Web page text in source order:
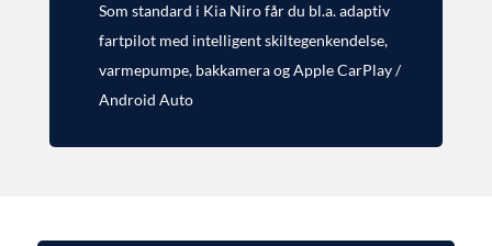
Som standard i Kia Niro får du bl.a. adaptiv
fartpilot med intelligent skiltegenkendelse,
varmepumpe, bakkamera og Apple CarPlay /
Android Auto